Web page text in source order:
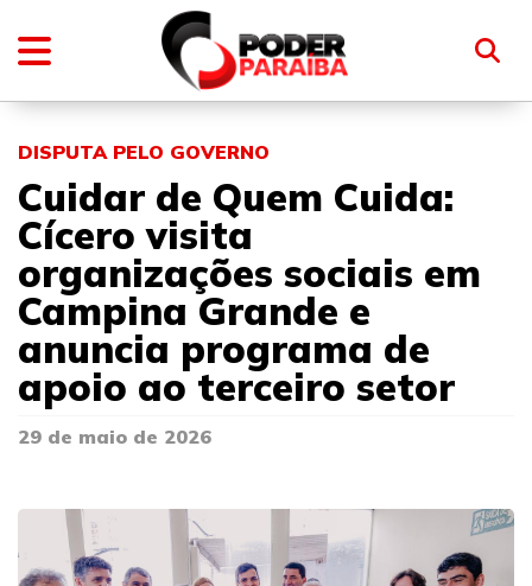
DISPUTA PELO GOVERNO
Cuidar de Quem Cuida:
Cícero visita
organizações sociais em
Campina Grande e
anuncia programa de
apoio ao terceiro setor
29 de maio de 2026